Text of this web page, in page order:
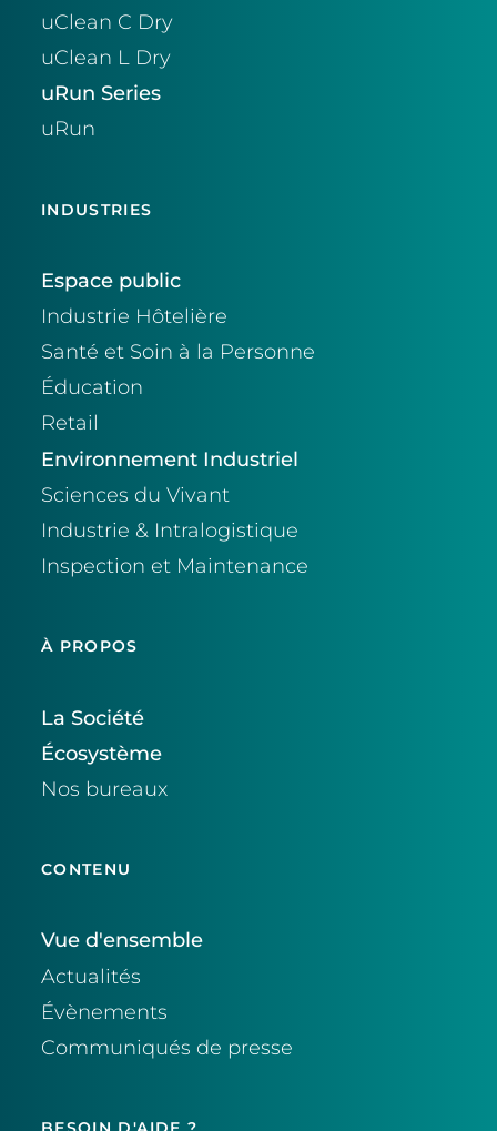
uClean C Dry
uClean L Dry
uRun Series
uRun
INDUSTRIES
Espace public
Industrie Hôtelière
Santé et Soin à la Personne
Éducation
Retail
Environnement Industriel
Sciences du Vivant
Industrie & Intralogistique
Inspection et Maintenance
À PROPOS
La Société
Écosystème
Nos bureaux
CONTENU
Vue d'ensemble
Actualités
Évènements
Communiqués de presse